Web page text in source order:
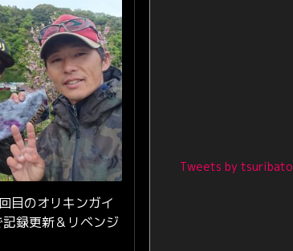
目のオリキンガイ
記録更新＆リベンジ
Tweets by tsuribato